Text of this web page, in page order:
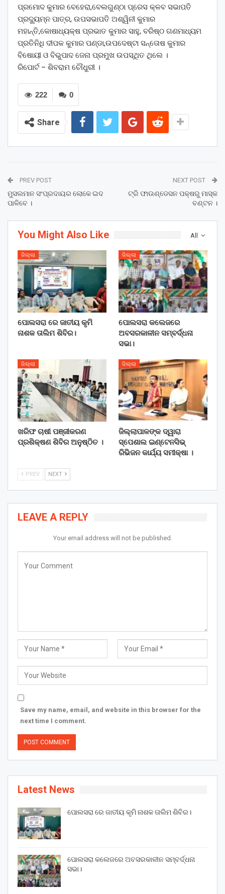
ପ୍ରମୋଦ କୁମାର ବେହେରା,ବେଲଗୁଣ୍ଠା ପ୍ରେସ କ୍ଳବ ସଭାପତି
ପ୍ରଦ୍ୟୁମ୍ନ ପାତ୍ର, ଉପସଭାପତି ଅଶ୍ୱିନୀ କୁମାର
ମହାନ୍ତି,କୋଷାଧ୍ୟକ୍ଷ ପ୍ରଭାତ କୁମାର ସାହୁ, ବରିଷ୍ଠ ଗଣମାଧ୍ୟମ
ପ୍ରତିନିଧି ଦୀପକ କୁମାର ପଣ୍ଡା,ଉପଦେଷ୍ଟା ସନ୍ତୋଷ କୁମାର
ବିଷୋୟୀ ଓ ବିଭୁପାଦ ଜେନା ପ୍ରମୁଖ ଉପସ୍ଥିତ ଥିଲେ ।
ରିପୋର୍ଟ – ଶିବରାମ ଚୌଧୁରୀ ।
0
222
Share
PREV POST
ମୁସଲମାନ ସଂପ୍ରଦାୟର ଲୋକେ ଇଦ
ପାଳିବେ ।
NEXT POST
ଟ୍ରି ଫାଉଣ୍ଡେସନ ପକ୍ଷରୁ ମାସ୍କ
ବଣ୍ଟନ ।
All
You Might Also Like
ଜିଲ୍ଲା
ପୋଲସରା ରେ ଜାତୀୟ କୃମି
ନାଶକ ତାଲିମ ଶିବିର।
ଜିଲ୍ଲା
ପୋଲସରା କଲେଜରେ
ଅବସରକାଳୀନ ସମ୍ବର୍ଦ୍ଧନା
ସଭା।
ଜିଲ୍ଲା
ଖରିଫ ଚାଷୀ ପଞ୍ଜୀକରଣ
ପ୍ରଶିକ୍ଷଣ ଶିବିର ଅନୁଷ୍ଠିତ ।
ଜିଲ୍ଲା
ଜିଲ୍ଲାପାଳଙ୍କ ଦ୍ୱାରା
ସ୍ପେଶାଲ ଇଣ୍ଟେନସିଭ୍
ରିଭିଜନ କାର୍ଯ୍ୟ ସମୀକ୍ଷା ।
PREV NEXT
LEAVE A REPLY
Your email address will not be published.
Save my name, email, and website in this browser for the
next time I comment.
Latest News
ପୋଲସରା ରେ ଜାତୀୟ କୃମି ନାଶକ ତାଲିମ ଶିବିର।
ପୋଲସରା କଲେଜରେ ଅବସରକାଳୀନ ସମ୍ବର୍ଦ୍ଧନା
ସଭା।